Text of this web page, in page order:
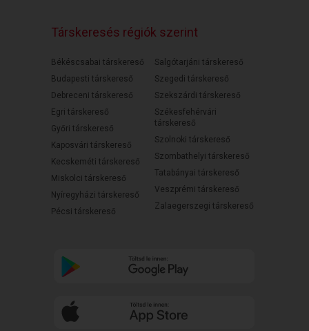
Társkeresés régiók szerint
Békéscsabai társkereső
Budapesti társkereső
Debreceni társkereső
Egri társkereső
Győri társkereső
Kaposvári társkereső
Kecskeméti társkereső
Miskolci társkereső
Nyíregyházi társkereső
Pécsi társkereső
Salgótarjáni társkereső
Szegedi társkereső
Szekszárdi társkereső
Székesfehérvári
társkereső
Szolnoki társkereső
Szombathelyi társkereső
Tatabányai társkereső
Veszprémi társkereső
Zalaegerszegi társkereső